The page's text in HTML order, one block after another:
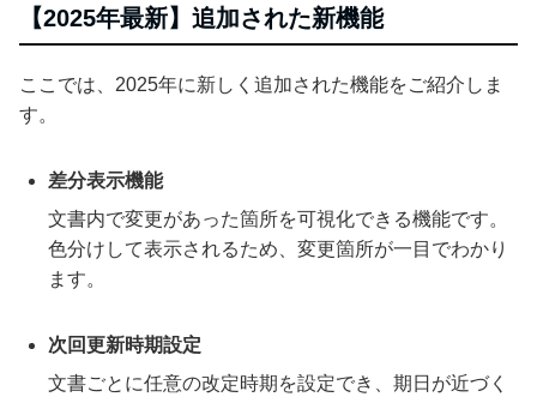
【2025年最新】追加された新機能
ここでは、2025年に新しく追加された機能をご紹介しま
す。
差分表示機能
文書内で変更があった箇所を可視化できる機能です。
色分けして表示されるため、変更箇所が一目でわかり
ます。
次回更新時期設定
文書ごとに任意の改定時期を設定でき、期日が近づく